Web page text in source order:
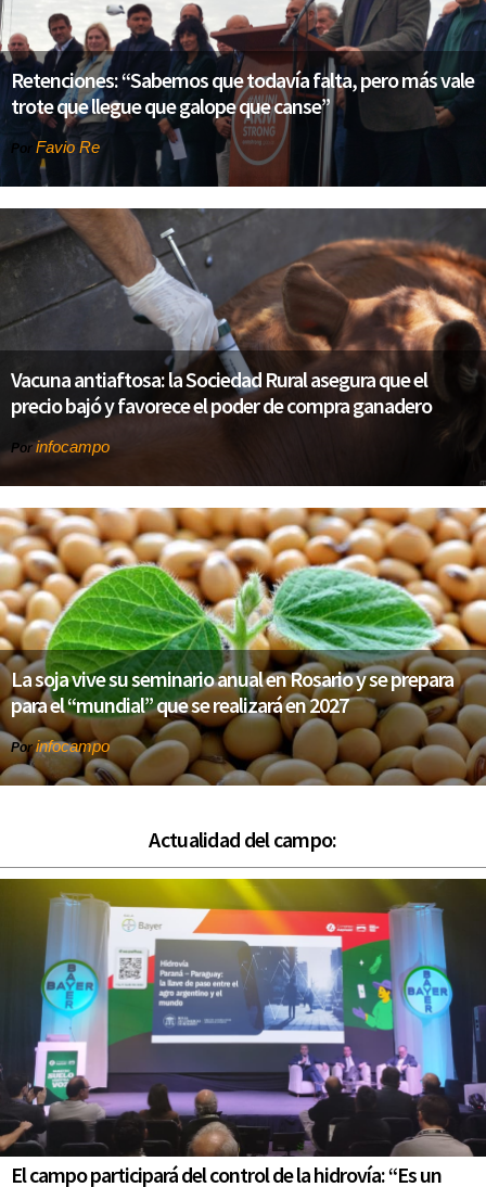
Retenciones: “Sabemos que todavía falta, pero más vale
trote que llegue que galope que canse”
Por Favio Re
Vacuna antiaftosa: la Sociedad Rural asegura que el
precio bajó y favorece el poder de compra ganadero
Por infocampo
La soja vive su seminario anual en Rosario y se prepara
para el “mundial” que se realizará en 2027
Porinfocampo
Actualidad del campo:
El campo participará del control de la hidrovía: “Es un